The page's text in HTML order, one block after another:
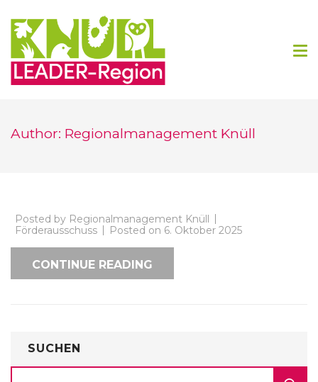
Regionalmanagement Knüll
Author: Regionalmanagement Knüll
Posted by Regionalmanagement Knüll
Förderausschuss
Posted on 6. Oktober 2025
CONTINUE READING
SUCHEN